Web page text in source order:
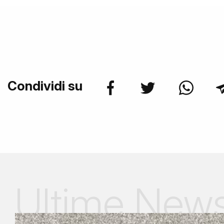
Condividi su
Ultime